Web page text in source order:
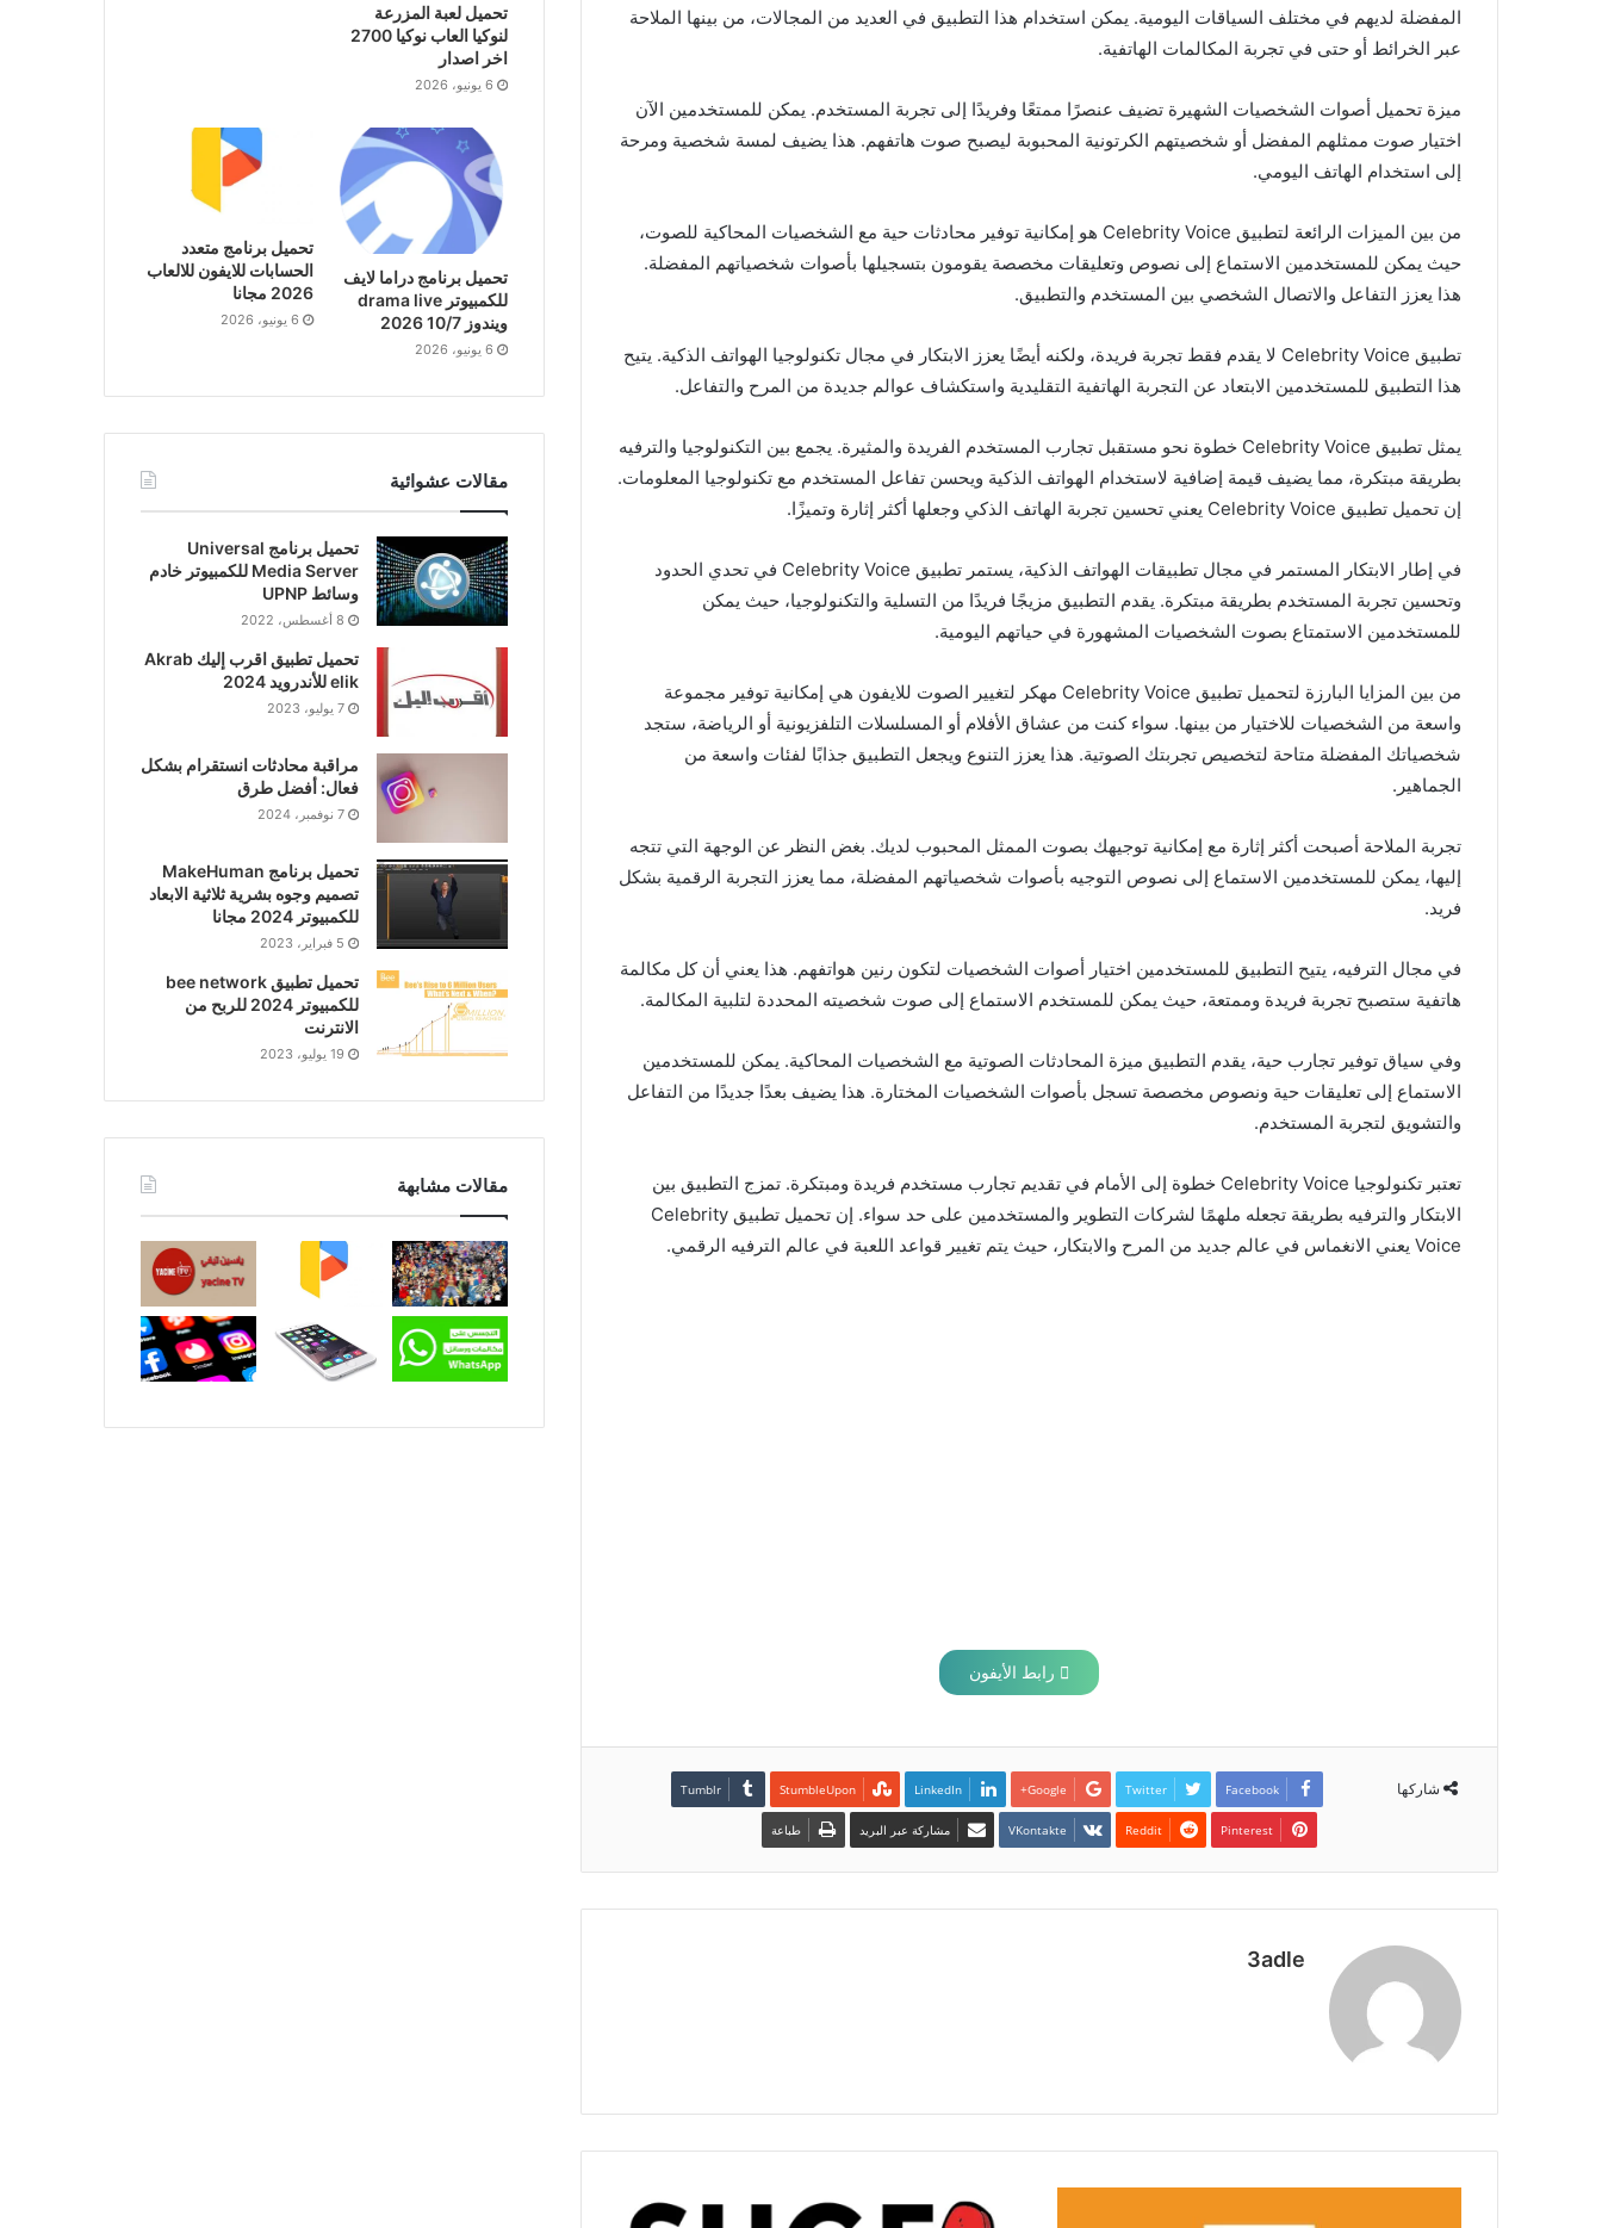
المفضلة لديهم في مختلف السياقات اليومية. يمكن استخدام هذا التطبيق في العديد من المجالات، من بينها الملاحة
عبر الخرائط أو حتى في تجربة المكالمات الهاتفية.
ميزة تحميل أصوات الشخصيات الشهيرة تضيف عنصرًا ممتعًا وفريدًا إلى تجربة المستخدم. يمكن للمستخدمين الآن
اختيار صوت ممثلهم المفضل أو شخصيتهم الكرتونية المحبوبة ليصبح صوت هاتفهم. هذا يضيف لمسة شخصية ومرحة
إلى استخدام الهاتف اليومي.
من بين الميزات الرائعة لتطبيق Celebrity Voice هو إمكانية توفير محادثات حية مع الشخصيات المحاكية للصوت،
حيث يمكن للمستخدمين الاستماع إلى نصوص وتعليقات مخصصة يقومون بتسجيلها بأصوات شخصياتهم المفضلة.
هذا يعزز التفاعل والاتصال الشخصي بين المستخدم والتطبيق.
تطبيق Celebrity Voice لا يقدم فقط تجربة فريدة، ولكنه أيضًا يعزز الابتكار في مجال تكنولوجيا الهواتف الذكية. يتيح
هذا التطبيق للمستخدمين الابتعاد عن التجربة الهاتفية التقليدية واستكشاف عوالم جديدة من المرح والتفاعل.
يمثل تطبيق Celebrity Voice خطوة نحو مستقبل تجارب المستخدم الفريدة والمثيرة. يجمع بين التكنولوجيا والترفيه
بطريقة مبتكرة، مما يضيف قيمة إضافية لاستخدام الهواتف الذكية ويحسن تفاعل المستخدم مع تكنولوجيا المعلومات.
إن تحميل تطبيق Celebrity Voice يعني تحسين تجربة الهاتف الذكي وجعلها أكثر إثارة وتميزًا.
في إطار الابتكار المستمر في مجال تطبيقات الهواتف الذكية، يستمر تطبيق Celebrity Voice في تحدي الحدود
وتحسين تجربة المستخدم بطريقة مبتكرة. يقدم التطبيق مزيجًا فريدًا من التسلية والتكنولوجيا، حيث يمكن
للمستخدمين الاستمتاع بصوت الشخصيات المشهورة في حياتهم اليومية.
من بين المزايا البارزة لتحميل تطبيق Celebrity Voice مهكر لتغيير الصوت للايفون هي إمكانية توفير مجموعة
واسعة من الشخصيات للاختيار من بينها. سواء كنت من عشاق الأفلام أو المسلسلات التلفزيونية أو الرياضة، ستجد
شخصياتك المفضلة متاحة لتخصيص تجربتك الصوتية. هذا يعزز التنوع ويجعل التطبيق جذابًا لفئات واسعة من
الجماهير.
تجربة الملاحة أصبحت أكثر إثارة مع إمكانية توجيهك بصوت الممثل المحبوب لديك. بغض النظر عن الوجهة التي تتجه
إليها، يمكن للمستخدمين الاستماع إلى نصوص التوجيه بأصوات شخصياتهم المفضلة، مما يعزز التجربة الرقمية بشكل
فريد.
في مجال الترفيه، يتيح التطبيق للمستخدمين اختيار أصوات الشخصيات لتكون رنين هواتفهم. هذا يعني أن كل مكالمة
هاتفية ستصبح تجربة فريدة وممتعة، حيث يمكن للمستخدم الاستماع إلى صوت شخصيته المحددة لتلبية المكالمة.
وفي سياق توفير تجارب حية، يقدم التطبيق ميزة المحادثات الصوتية مع الشخصيات المحاكية. يمكن للمستخدمين
الاستماع إلى تعليقات حية ونصوص مخصصة تسجل بأصوات الشخصيات المختارة. هذا يضيف بعدًا جديدًا من التفاعل
والتشويق لتجربة المستخدم.
تعتبر تكنولوجيا Celebrity Voice خطوة إلى الأمام في تقديم تجارب مستخدم فريدة ومبتكرة. تمزج التطبيق بين
الابتكار والترفيه بطريقة تجعله ملهمًا لشركات التطوير والمستخدمين على حد سواء. إن تحميل تطبيق Celebrity
Voice يعني الانغماس في عالم جديد من المرح والابتكار، حيث يتم تغيير قواعد اللعبة في عالم الترفيه الرقمي.
رابط الأيفون
شاركها Facebook
Twitter
Google+
LinkedIn
Pinterest مشاركة عبر البريد طباعة
3adle
تحميل لعبة المزرعة
لنوكيا العاب نوكيا 2700
اخر اصدار
6 يونيو، 2026
تحميل برنامج دراما لايف
للكمبيوتر drama live
ويندوز 10/7 2026
6 يونيو، 2026
تحميل برنامج متعدد
الحسابات للايفون للالعاب
2026 مجانا
6 يونيو، 2026
مقالات عشوائية
تحميل برنامج Universal
Media Server للكمبيوتر خادم
وسائط UPNP
8 أغسطس، 2022
تحميل تطبيق اقرب إليك Akrab
elik للأندرويد 2024
7 يوليو، 2023
مراقبة محادثات انستقرام بشكل
فعال: أفضل طرق
7 نوفمبر، 2024
تحميل برنامج MakeHuman
تصميم وجوه بشرية ثلاثية الابعاد
للكمبيوتر 2024 مجانا
5 فبراير، 2023
تحميل تطبيق bee network
للكمبيوتر 2024 للربح من
الانترنت
19 يوليو، 2023
مقالات مشابهة